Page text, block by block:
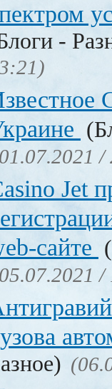
-
/
Jet
сайте
/